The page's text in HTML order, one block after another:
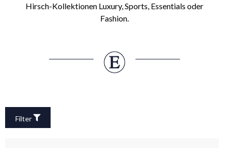
Hirsch-Kollektionen Luxury, Sports, Essentials oder
Fashion.
Filter